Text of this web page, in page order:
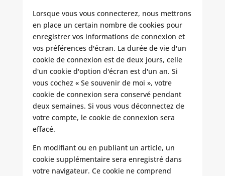
Lorsque vous vous connecterez, nous mettrons
en place un certain nombre de cookies pour
enregistrer vos informations de connexion et
vos préférences d'écran. La durée de vie d'un
cookie de connexion est de deux jours, celle
d'un cookie d'option d'écran est d'un an. Si
vous cochez « Se souvenir de moi », votre
cookie de connexion sera conservé pendant
deux semaines. Si vous vous déconnectez de
votre compte, le cookie de connexion sera
effacé.
En modifiant ou en publiant un article, un
cookie supplémentaire sera enregistré dans
votre navigateur. Ce cookie ne comprend